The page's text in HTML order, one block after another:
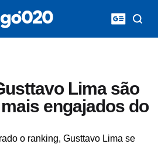
Lima são
engajados do
o ranking, Gusttavo Lima se